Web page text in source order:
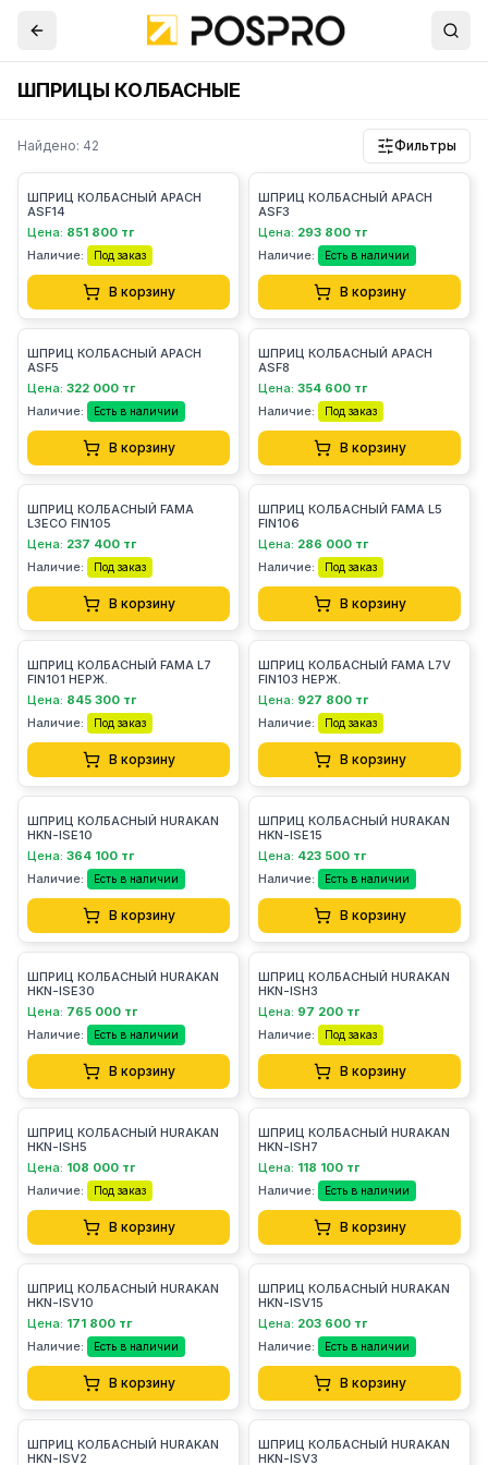
ШПРИЦЫ КОЛБАСНЫЕ
Найдено: 42 Фильтры
ШПРИЦ КОЛБАСНЫЙ APACH
ASF14
Цена: 851 800 тг
Наличие:
Под заказ
В корзину
ШПРИЦ КОЛБАСНЫЙ APACH
ASF3
Цена: 293 800 тг
Наличие:
Есть в наличии
В корзину
ШПРИЦ КОЛБАСНЫЙ APACH
ASF5
Цена: 322 000 тг
Наличие:
Есть в наличии
В корзину
ШПРИЦ КОЛБАСНЫЙ APACH
ASF8
Цена: 354 600 тг
Наличие:
Под заказ
В корзину
ШПРИЦ КОЛБАСНЫЙ FAMA
L3ECO FIN105
Цена: 237 400 тг
Наличие:
Под заказ
В корзину
ШПРИЦ КОЛБАСНЫЙ FAMA L5
FIN106
Цена: 286 000 тг
Наличие:
Под заказ
В корзину
ШПРИЦ КОЛБАСНЫЙ FAMA L7
FIN101 НЕРЖ.
Цена: 845 300 тг
Наличие:
Под заказ
В корзину
ШПРИЦ КОЛБАСНЫЙ FAMA L7V
FIN103 НЕРЖ.
Цена: 927 800 тг
Наличие:
Под заказ
В корзину
ШПРИЦ КОЛБАСНЫЙ HURAKAN
HKN-ISE10
Цена: 364 100 тг
Наличие:
Есть в наличии
В корзину
ШПРИЦ КОЛБАСНЫЙ HURAKAN
HKN-ISE15
Цена: 423 500 тг
Наличие:
Есть в наличии
В корзину
ШПРИЦ КОЛБАСНЫЙ HURAKAN
HKN-ISE30
Цена: 765 000 тг
Наличие:
Есть в наличии
В корзину
ШПРИЦ КОЛБАСНЫЙ HURAKAN
HKN-ISH3
Цена: 97 200 тг
Наличие:
Под заказ
В корзину
ШПРИЦ КОЛБАСНЫЙ HURAKAN
HKN-ISH5
Цена: 108 000 тг
Наличие:
Под заказ
В корзину
ШПРИЦ КОЛБАСНЫЙ HURAKAN
HKN-ISH7
Цена: 118 100 тг
Наличие:
Есть в наличии
В корзину
ШПРИЦ КОЛБАСНЫЙ HURAKAN
HKN-ISV10
Цена: 171 800 тг
Наличие:
Есть в наличии
В корзину
ШПРИЦ КОЛБАСНЫЙ HURAKAN
HKN-ISV15
Цена: 203 600 тг
Наличие:
Есть в наличии
В корзину
ШПРИЦ КОЛБАСНЫЙ HURAKAN
HKN-ISV2
ШПРИЦ КОЛБАСНЫЙ HURAKAN
HKN-ISV3